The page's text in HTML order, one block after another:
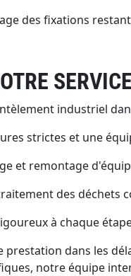
des fixations
industriel
strictes et une
et remontage
des déchets
à chaque
prestation dans les
notre équipe